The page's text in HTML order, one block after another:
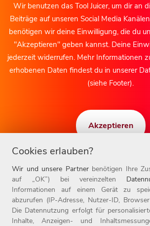
Wir benutzen das Tool Juicer, um dir an
Beiträge auf unseren Social Media
benötigen wir deine Einwilligung, die du
"Akzeptieren" geben kannst. Deine
jederzeit widerrufen. Mehr Informationen
erhobenen Daten findest du in unserer
(siehe Footer).
Akzeptieren
Cookies erlauben?
Wir und unsere Partnerbenötigen Ihre
auf „OK”) bei vereinzelten
Informationen auf einem Gerät zu
abzurufen (IP-Adresse, Nutzer-ID,
Die Datennutzung erfolgt für
Inhalte, Anzeigen- und